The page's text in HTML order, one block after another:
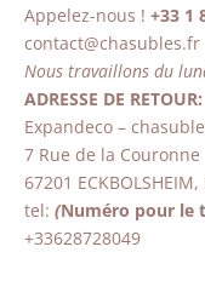
Appelez-nous ! +33 1
contact@chasubles.fr
Nous travaillons du
ADRESSE DE RETOUR:
Expandeco –
7 Rue de la Couronne
67201 ECKBOLSHEIM,
tel: (Numéro pour le
+33628728049